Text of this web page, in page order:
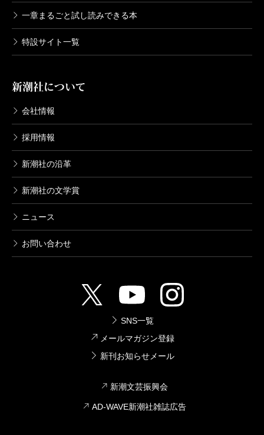
一章まるごと試し読みできる本
特設サイト一覧
新潮社について
会社情報
採用情報
新潮社の沿革
新潮社の文学賞
ニュース
お問い合わせ
SNS一覧
メールマガジン登録
新刊お知らせメール
新潮文芸振興会
AD-WAVE新潮社雑誌広告